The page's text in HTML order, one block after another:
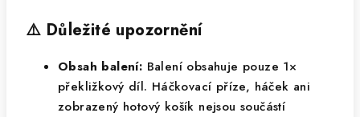
⚠️ Důležité upozornění
Obsah balení: Balení obsahuje pouze 1×
překližkový díl. Háčkovací příze, háček ani
zobrazený hotový košík nejsou součástí